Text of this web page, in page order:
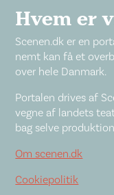
Hvem er
Scenen.dk er en
nemt kan få et
over hele Danmark.
Portalen drives af
vegne af landets
bag selve
Om scenen.dk
Cookiepolitik